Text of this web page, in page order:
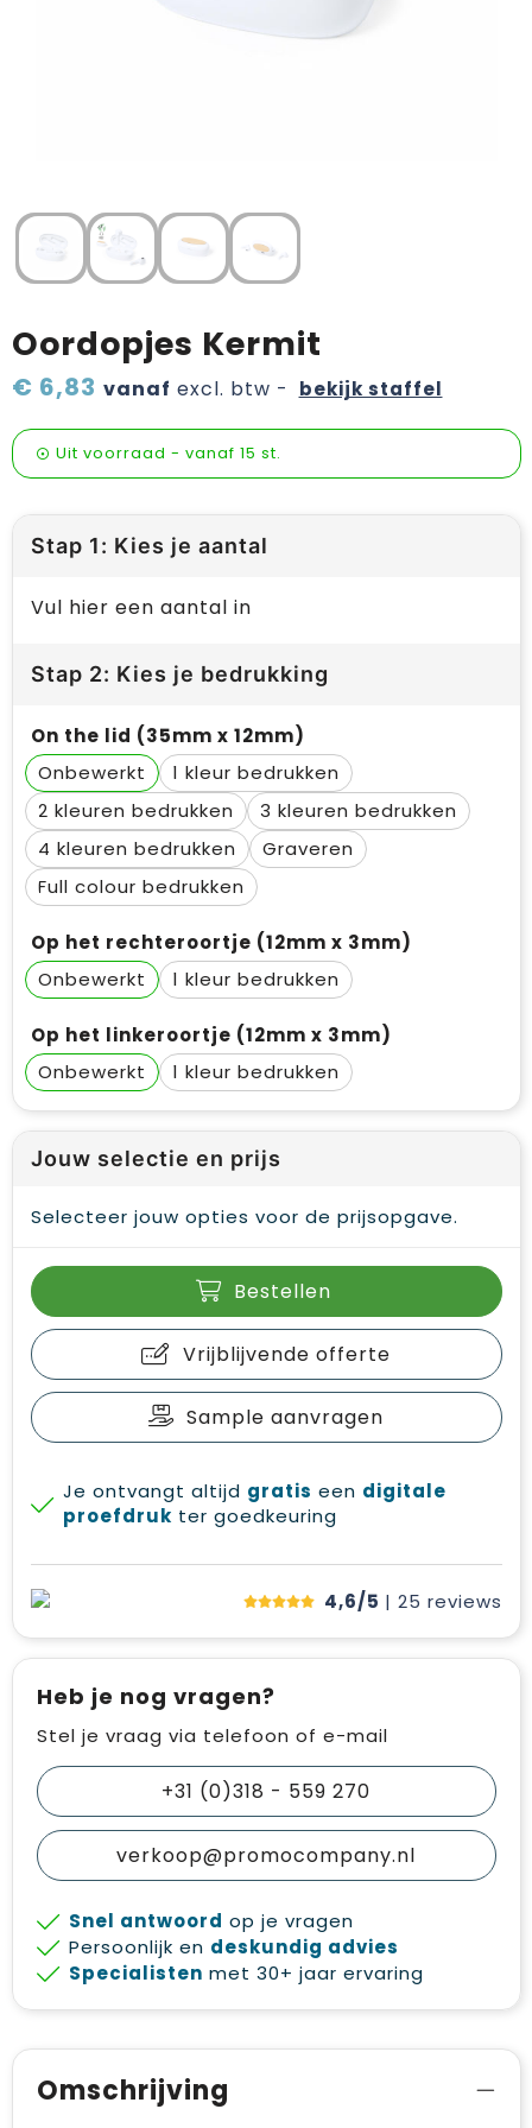
Wijn, bier en proeverij
Zomerpakketten
Oordopjes Kermit
€ 6,83 vanaf excl. btw - bekijk staffel
Uit voorraad - vanaf 15 st.
Stap 1: Kies je aantal
Vul hier een aantal in
Stap 2: Kies je bedrukking
On the lid (35mm x 12mm)
Onbewerkt
1
2
3
4
Graveren
Full colour
Op het rechteroortje (12mm x 3mm)
Onbewerkt
1
Op het linkeroortje (12mm x 3mm)
Onbewerkt
1
Jouw selectie en prijs
Selecteer jouw opties voor de prijsopgave.
Bestellen
Vrijblijvende offerte
Sample aanvragen
Je ontvangt altijd gratis een digitale
proefdruk ter goedkeuring
4,6/5 | 25 reviews
Heb je nog vragen?
Stel je vraag via telefoon of e-mail
+31 (0)318 - 559 270
verkoop@promocompany.nl
Snel antwoord op je vragen
Persoonlijk en deskundig advies
Specialisten met 30+ jaar ervaring
Omschrijving